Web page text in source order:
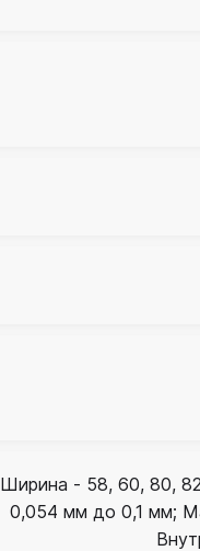
Ширина - 58, 60, 80,
0,054 мм до 0,1 мм;